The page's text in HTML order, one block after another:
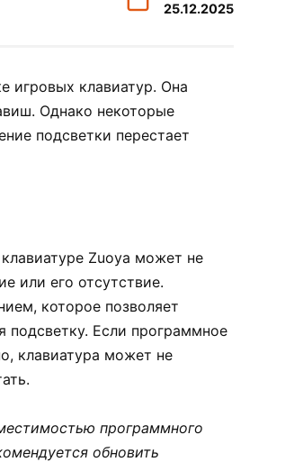
25.12.2025
игровых клавиатур. Она
Однако некоторые
подсветки перестает
Zuoya может не
или его отсутствие.
которое позволяет
подсветку. Если программное
клавиатура может не
программного
обновить